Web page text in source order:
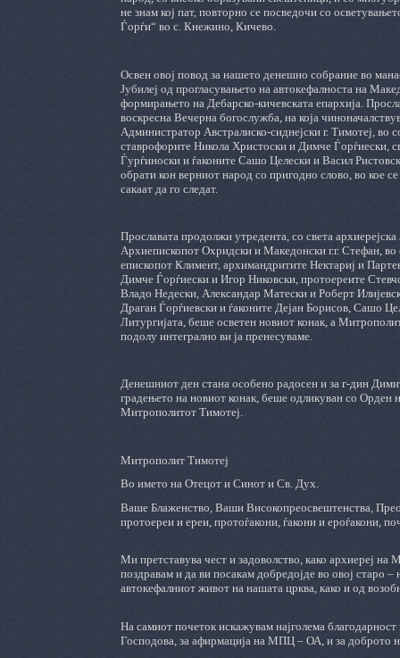
не знам кој пат, повторно се посведочи со
Ѓорѓи“ во с. Кнежино, Кичево.
Освен овој повод за нашето денешно собрание во
Јубилеј од прогласувањето на автокефалноста на
формирањето на Дебарско-кичевската епархија.
воскресна Вечерна богослужба, на која
Администратор Австралиско-сиднејски г. Тимотеј, во
ставрофорите Никола Христоски и Димче Ѓорѓиески,
Ѓурѓиноски и ѓаконите Сашо Целески и Васил
обрати кон верниот народ со пригодно слово, во кое
сакаат да го следат.
Прославата продолжи утредента, со света
Архиепископот Охридски и Македонски г.г. Стефан,
епископот Климент, архимандритите Нектариј и
Димче Ѓорѓиески и Игор Никовски, протоереите
Владо Недески, Александар Матески и Роберт
Драган Ѓорѓиевски и ѓаконите Дејан Борисов, Сашо
Литургијата, беше осветен новиот конак, а
подолу интегрално ви ја пренесуваме.
Денешниот ден стана особено радосен и за г-дин
градењето на новиот конак, беше одликуван со
Митрополитот Тимотеј.
Митрополит Тимотеј
Во името на Отецот и Синот и Св. Дух.
Ваше Блаженство, Ваши Високопреосвештенства,
протоереи и ереи, протоѓакони, ѓакони и ероѓакони,
Ми претставува чест и задоволство, како архиереј
поздравам и да ви посакам добредојде во овој старо
автокефалниот живот на нашата црква, како и од
На самиот почеток искажувам најголема
Господова, за афирмација на МПЦ – ОА, и за доброто